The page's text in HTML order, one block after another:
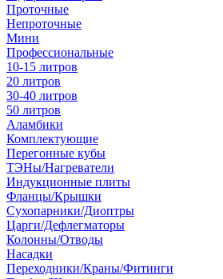
Проточные
Непроточные
Мини
Профессиональные
10-15 литров
20 литров
30-40 литров
50 литров
Аламбики
Комплектующие
Перегонные кубы
ТЭНы/Нагреватели
Индукционные плиты
Фланцы/Крышки
Сухопарники/Диоптры
Царги/Дефлегматоры
Колонны/Отводы
Насадки
Переходники/Краны/Фитинги